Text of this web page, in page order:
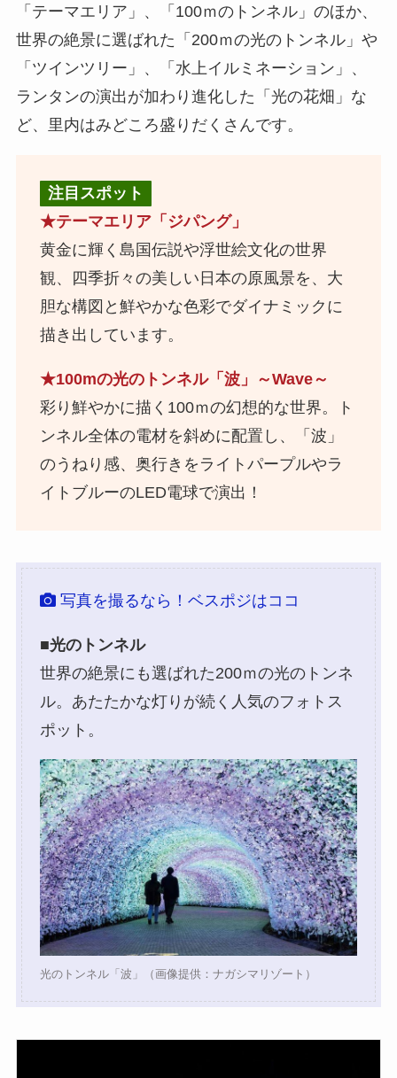
「テーマエリア」、「100ｍのトンネル」のほか、
世界の絶景に選ばれた「200ｍの光のトンネル」や
「ツインツリー」、「水上イルミネーション」、
ランタンの演出が加わり進化した「光の花畑」な
ど、里内はみどころ盛りだくさんです。
注目スポット
★テーマエリア「ジパング」
黄金に輝く島国伝説や浮世絵文化の世界
観、四季折々の美しい日本の原風景を、大
胆な構図と鮮やかな色彩でダイナミックに
描き出しています。
★100mの光のトンネル「波」～Wave～
彩り鮮やかに描く100ｍの幻想的な世界。ト
ンネル全体の電材を斜めに配置し、「波」
のうねり感、奥行きをライトパープルやラ
イトブルーのLED電球で演出！
写真を撮るなら！ベスポジはココ
■光のトンネル
世界の絶景にも選ばれた200ｍの光のトンネ
ル。あたたかな灯りが続く人気のフォトス
ポット。
光のトンネル「波」（画像提供：ナガシマリゾート）